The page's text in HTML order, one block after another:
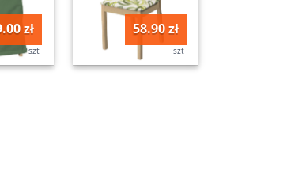
zł
szt
58.90 zł
szt